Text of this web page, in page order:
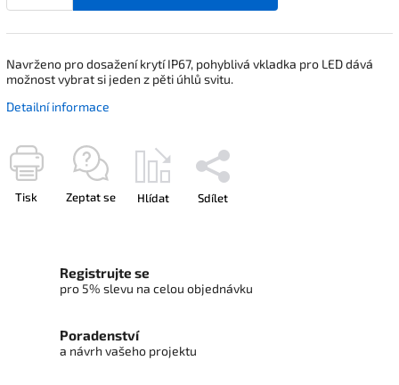
Navrženo pro dosažení krytí IP67, pohyblivá vkladka pro LED dává
možnost vybrat si jeden z pěti úhlů svitu.
Detailní informace
Tisk Zeptat se Hlídat Sdílet
Registrujte se
pro 5% slevu na celou objednávku
Poradenství
a návrh vašeho projektu